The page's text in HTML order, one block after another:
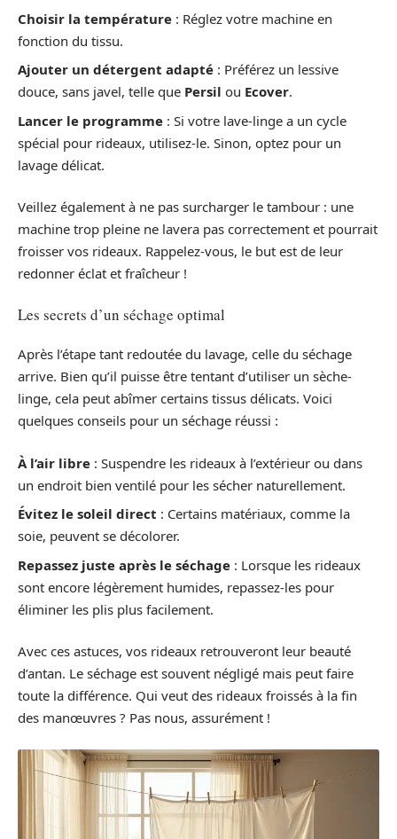
Choisir la température : Réglez votre machine en
fonction du tissu.
Ajouter un détergent adapté : Préférez un lessive
douce, sans javel, telle que Persil ou Ecover.
Lancer le programme : Si votre lave-linge a un cycle
spécial pour rideaux, utilisez-le. Sinon, optez pour un
lavage délicat.
Veillez également à ne pas surcharger le tambour : une
machine trop pleine ne lavera pas correctement et pourrait
froisser vos rideaux. Rappelez-vous, le but est de leur
redonner éclat et fraîcheur !
Les secrets d’un séchage optimal
Après l’étape tant redoutée du lavage, celle du séchage
arrive. Bien qu’il puisse être tentant d’utiliser un sèche-
linge, cela peut abîmer certains tissus délicats. Voici
quelques conseils pour un séchage réussi :
À l’air libre : Suspendre les rideaux à l’extérieur ou dans
un endroit bien ventilé pour les sécher naturellement.
Évitez le soleil direct : Certains matériaux, comme la
soie, peuvent se décolorer.
Repassez juste après le séchage : Lorsque les rideaux
sont encore légèrement humides, repassez-les pour
éliminer les plis plus facilement.
Avec ces astuces, vos rideaux retrouveront leur beauté
d’antan. Le séchage est souvent négligé mais peut faire
toute la différence. Qui veut des rideaux froissés à la fin
des manœuvres ? Pas nous, assurément !